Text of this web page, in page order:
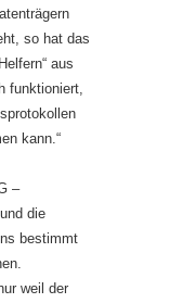
so hat das
aus
funktioniert,
kann.“
–
die
bestimmt
weil der